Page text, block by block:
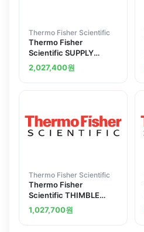
Thermo Fisher Scientific
Thermo Fisher
Scientific SUPPLY
BLOWER
2,027,400원
Thermo Fisher Scientific
Thermo Fisher
Scientific THIMBLE
DUCT EXHAUST
TRANSITIO
1,027,700원